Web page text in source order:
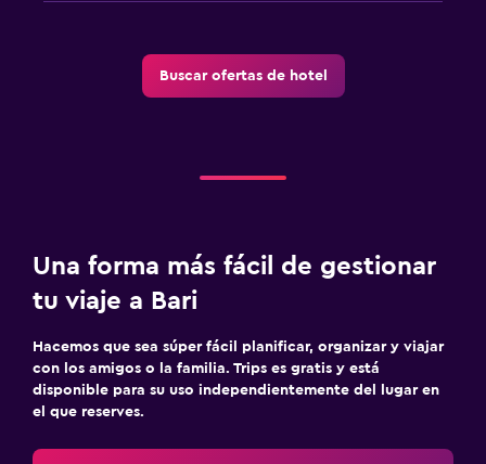
Buscar ofertas de hotel
Una forma más fácil de gestionar
tu viaje a Bari
Hacemos que sea súper fácil planificar, organizar y viajar
con los amigos o la familia. Trips es gratis y está
disponible para su uso independientemente del lugar en
el que reserves.